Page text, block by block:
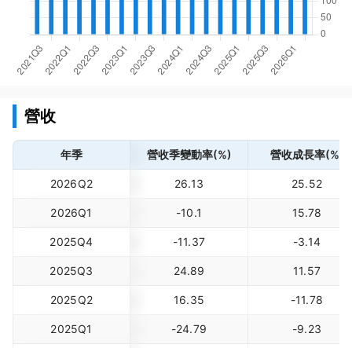
營收
年季 營收季變動率(%) 營收成長率(%)
2026Q2 26.13 25.52
2026Q1 -10.1 15.78
2025Q4 -11.37 -3.14
2025Q3 24.89 11.57
2025Q2 16.35 -11.78
2025Q1 -24.79 -9.23